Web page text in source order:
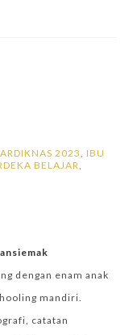
2023, IBU
BELAJAR,
dengan enam anak
mandiri.
catatan